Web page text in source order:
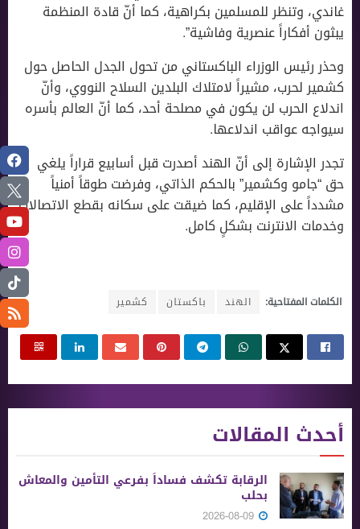
غاندي، وتنظر للمسلمين بكراهية، كما أنّ قادة المنظمة
يبثون أفكاراً عنصرية وفاشية”.
وحذر رئيس الوزراء الباكستاني من تحول الجدل الحاصل حول
كشمير لحرب، مشيراً لامتلاك البلدين السلاح النووي، وأنّ
اندلاع الحرب لن يكون في مصلحة أحد، كما أنّ العالم بأسره
سيواجه عواقب اندلاعها.
تجدر الإشارة إلى أنّ الهند أصدرت قبل أسابيع قراراً يلغي
حق “جامو وكشمير” بالحكم الذاتي، وفرضت طوقاً أمنياً
مشدداً على الإقليم، كما ضيقت على سكانه بقطع الاتصالات
وخدمات الانترنت بشكلٍ كامل.
الكلمات المفتاحية: الهند باكستان كشمير
أحدث المقالات
الرقابة تكشف فساداً بفرعي التأمين والمعاش
بحلب